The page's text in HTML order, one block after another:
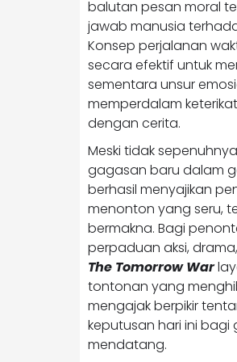
balutan pesan moral
jawab manusia
Konsep perjalanan
secara efektif untuk
sementara unsur
memperdalam
dengan cerita.
Meski tidak
gagasan baru dalam
berhasil menyajikan
menonton yang seru,
bermakna. Bagi
perpaduan aksi,
The Tomorrow War
tontonan yang
mengajak berpikir
keputusan hari ini bagi
mendatang.